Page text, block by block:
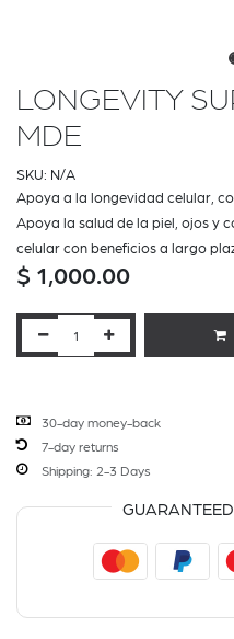
LONGEVITY
MDE
SKU: N/A
Apoya a la longevidad celular,
Apoya la salud de la piel, ojos y
celular con beneficios a largo
$ 1,000.00
30-day money-back
7-day returns
Shipping: 2-3 Days
GUARANTEED